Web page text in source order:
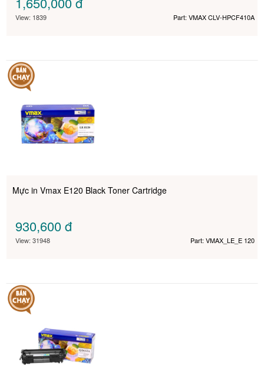
View: 1839 Part: VMAX CLV-HPCF410A
Mực in Vmax E120 Black Toner Cartridge
930,600đ
View: 31948 Part: VMAX_LE_E 120